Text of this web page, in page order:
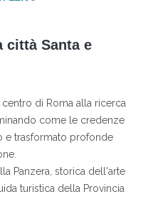
città Santa e
centro di Roma alla ricerca
come le credenze
e trasformato profonde
Panzera, storica dell'arte
turistica della Provincia